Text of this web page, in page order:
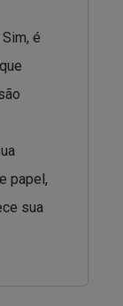
Sim, é
papel,
sua